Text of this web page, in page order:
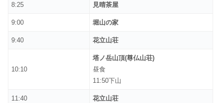
8:25 見晴茶屋
9:00 堀山の家
9:40 花立山荘
10:10
塔ノ岳山頂(尊仏山荘)
昼食
11:50下山
11:40 花立山荘